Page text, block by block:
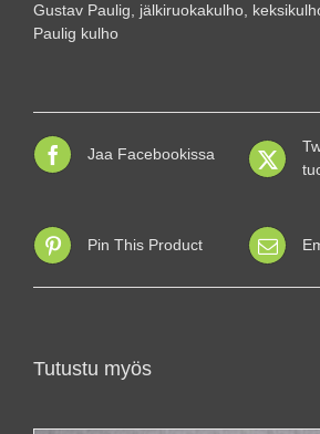
Gustav Paulig, jälkiruokakulho,
Paulig kulho
Jaa Facebookissa
Pin This Product
Tutustu myös